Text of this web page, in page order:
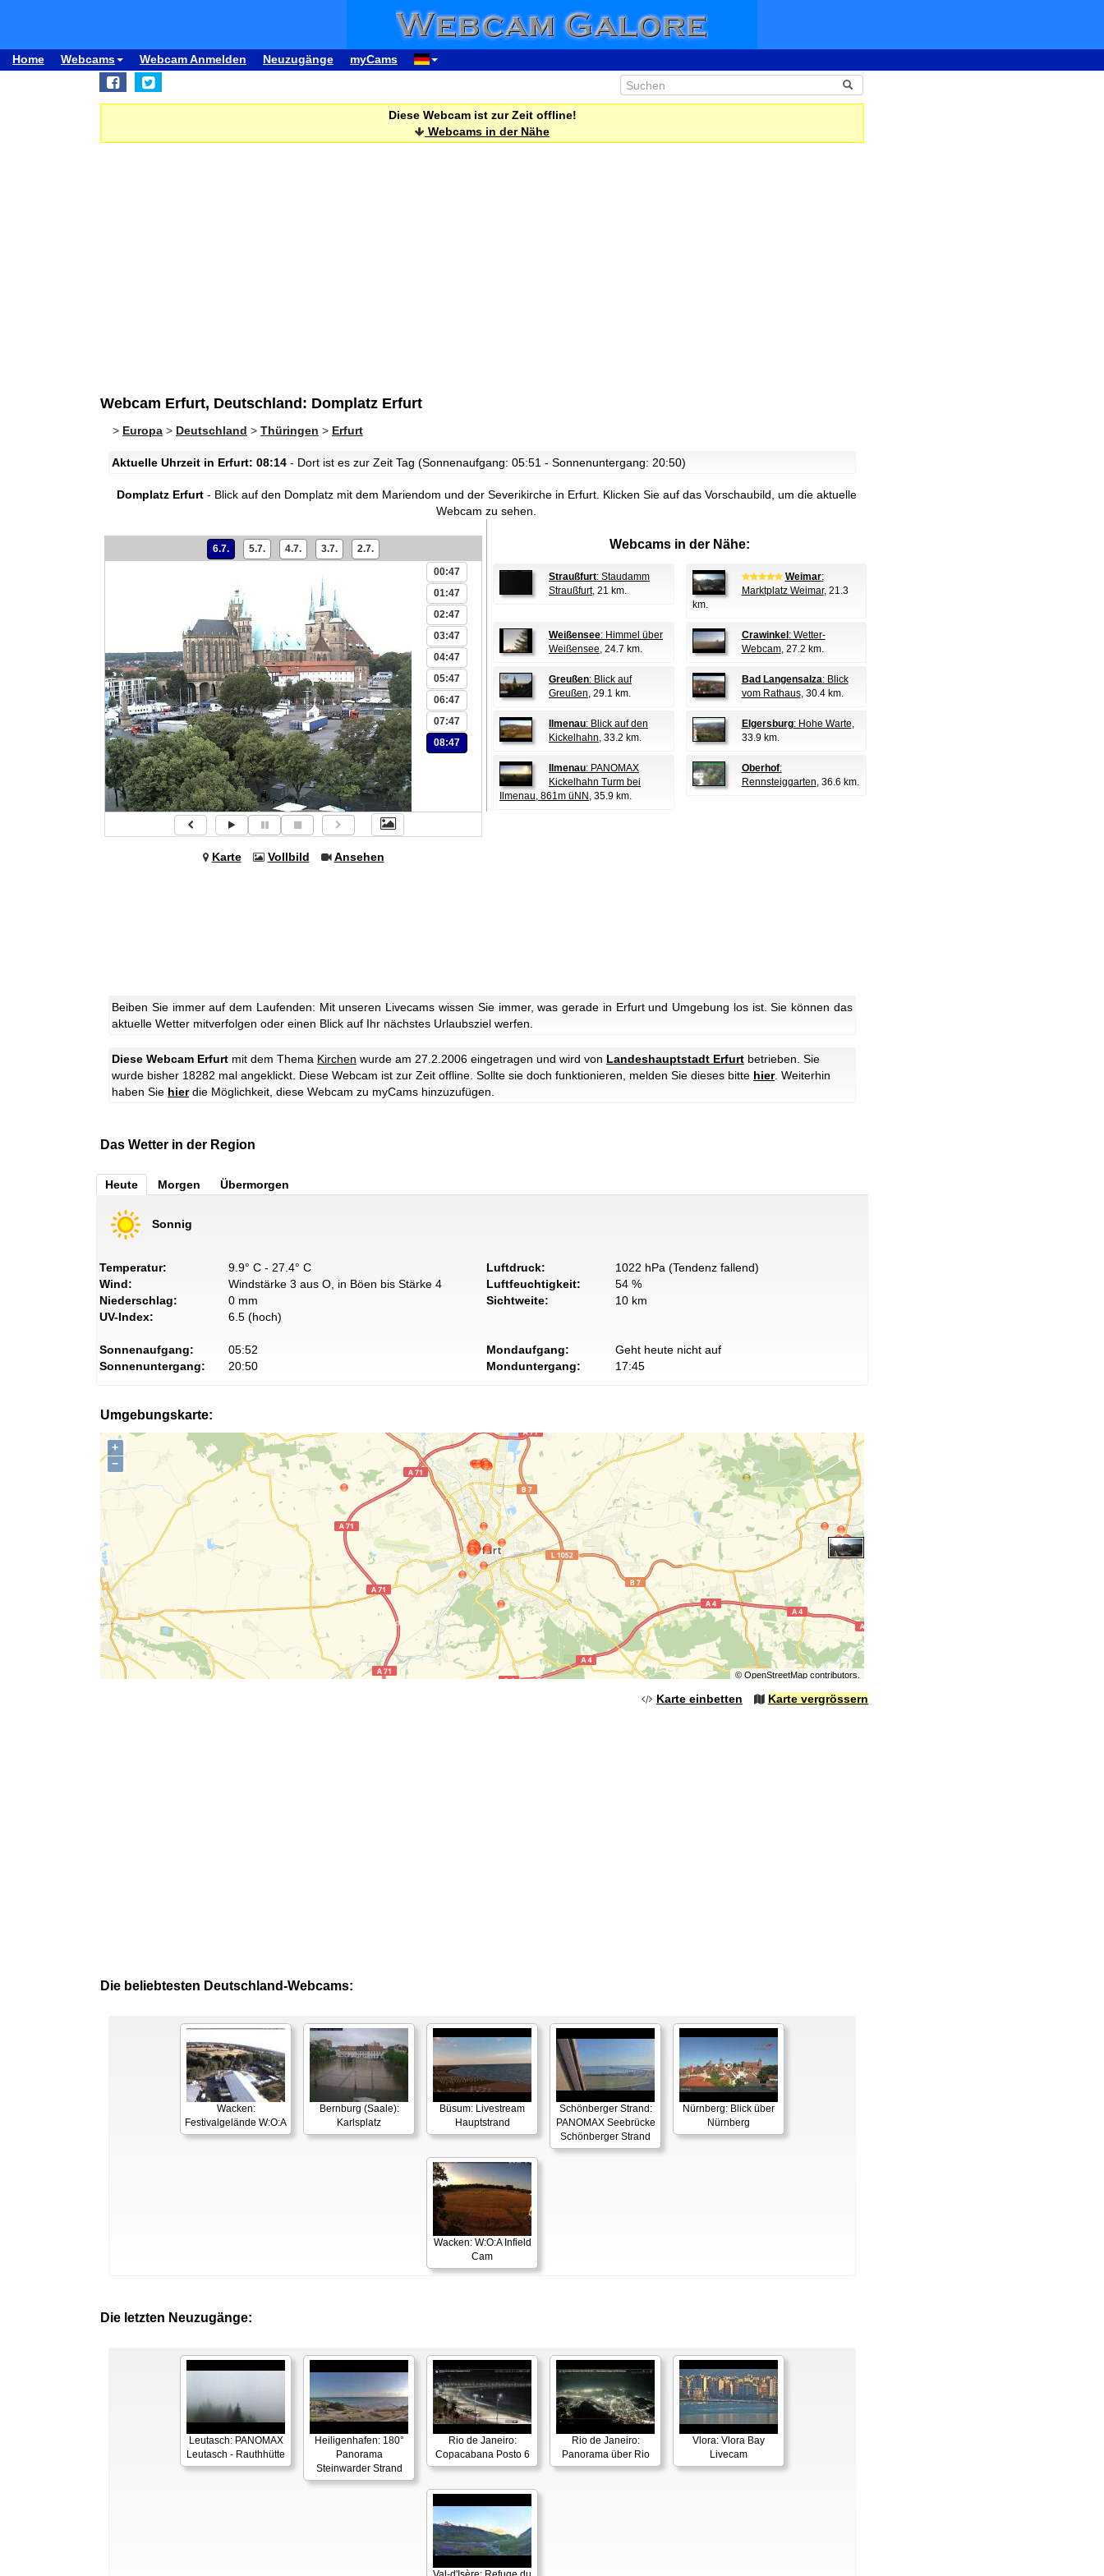
Home Webcams Webcam Anmelden Neuzugänge myCams
Diese Webcam ist zur Zeit offline!
Webcams in der Nähe
Webcam Erfurt, Deutschland: Domplatz Erfurt
> Europa > Deutschland > Thüringen > Erfurt
Aktuelle Uhrzeit in Erfurt: 08:14 - Dort ist es zur Zeit Tag (Sonnenaufgang: 05:51 - Sonnenuntergang: 20:50)
Domplatz Erfurt- Blick auf den Domplatz mit dem Mariendom und der Severikirche in Erfurt. Klicken Sie auf das Vorschaubild, um die aktuelle
Webcam zu sehen.
6.7. 5.7. 4.7. 3.7. 2.7.
00:47
01:47
02:47
03:47
04:47
05:47
06:47
07:47
08:47
Karte Vollbild Ansehen
Webcams in der Nähe:
Straußfurt: Staudamm
Straußfurt, 21 km.
Weimar:
Marktplatz Weimar, 21.3
km.
Weißensee: Himmel über
Weißensee, 24.7 km.
Crawinkel : Wetter-
Webcam, 27.2 km.
Greußen: Blick auf
Greußen, 29.1 km.
Bad Langensalza: Blick
vom Rathaus, 30.4 km.
Ilmenau: Blick auf den
Kickelhahn, 33.2 km.
Elgersburg: Hohe Warte,
33.9 km.
Ilmenau: PANOMAX
Kickelhahn Turm bei
Ilmenau, 861m üNN , 35.9 km.
Oberhof:
Rennsteiggarten, 36.6 km.
Beiben Sie immer auf dem Laufenden: Mit unseren Livecams wissen Sie immer, was gerade in Erfurt und Umgebung los ist. Sie können das
aktuelle Wetter mitverfolgen oder einen Blick auf Ihr nächstes Urlaubsziel werfen.
Diese Webcam Erfurt mit dem Thema Kirchen wurde am 27.2.2006 eingetragen und wird von Landeshauptstadt Erfurt betrieben. Sie
wurde bisher 18282 mal angeklickt. Diese Webcam ist zur Zeit offline. Sollte sie doch funktionieren, melden Sie dieses bitte hier. Weiterhin
haben Sie hierdie Möglichkeit, diese Webcam zu myCams hinzuzufügen.
Das Wetter in der Region
Heute Morgen Übermorgen
Sonnig
Temperatur:
9.9° C - 27.4° C
Wind:
Windstärke 3 aus O, in Böen bis Stärke 4
Niederschlag:
0 mm
UV-Index:
6.5 (hoch)
Luftdruck:
1022 hPa (Tendenz fallend)
Luftfeuchtigkeit:
54 %
Sichtweite:
10 km
Sonnenaufgang:
05:52
Sonnenuntergang:
20:50
Mondaufgang:
Geht heute nicht auf
Monduntergang:
17:45
Umgebungskarte:
+
−
© OpenStreetMapcontributors.
Karte einbetten Karte vergrössern
Die beliebtesten Deutschland-Webcams:
Wacken:
Festivalgelände W:O:A
Bernburg (Saale):
Karlsplatz
Büsum: Livestream
Hauptstrand
Schönberger Strand:
PANOMAX Seebrücke
Schönberger Strand
Nürnberg: Blick über
Nürnberg
Wacken: W:O:A Infield
Cam
Die letzten Neuzugänge:
Leutasch: PANOMAX
Leutasch - Rauthhütte
Heiligenhafen: 180°
Panorama
Steinwarder Strand
Rio de Janeiro:
Copacabana Posto 6
Rio de Janeiro:
Panorama über Rio
Vlora: Vlora Bay
Livecam